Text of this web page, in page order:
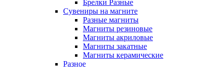
Брелки Разные
Сувениры на магните
Разные магниты
Магниты резиновые
Магниты акриловые
Магниты закатные
Магниты керамические
Разное